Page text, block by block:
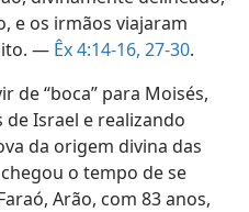
e os irmãos viajaram
— Êx 4:14-16, 27-30.
de “boca” para Moisés,
Israel e realizando
da origem divina das
o tempo de se
Arão, com 83 anos,